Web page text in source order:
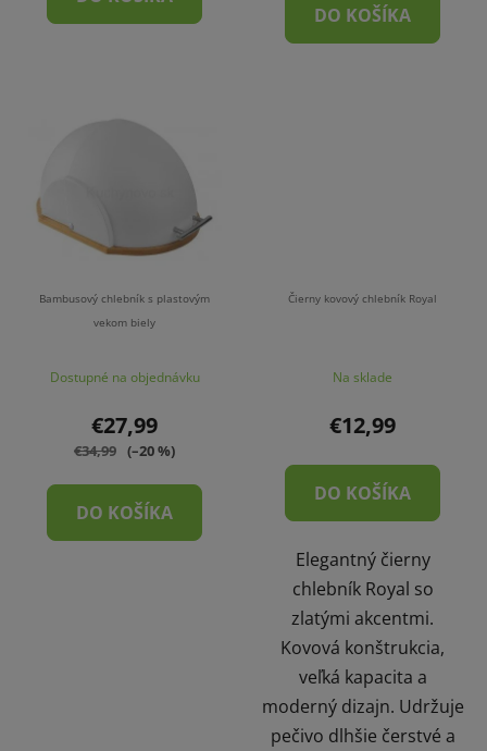
DO KOŠÍKA
Bambusový chlebník s plastovým
vekom biely
Dostupné na objednávku
€27,99
€34,99 (–20 %)
DO KOŠÍKA
Čierny kovový chlebník Royal
Na sklade
€12,99
DO KOŠÍKA
Elegantný čierny
chlebník Royal so
zlatými akcentmi.
Kovová konštrukcia,
veľká kapacita a
moderný dizajn. Udržuje
pečivo dlhšie čerstvé a